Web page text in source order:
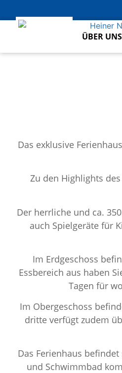
ÜBER UNS
Das exklusive
Zu den Highlights
Der herrliche und ca.
auch Spielgeräte für
Im Erdgeschoss
Essbereich aus haben
Tagen für
Im Obergeschoss
dritte verfügt zudem
Das Ferienhaus
und Schwimmbad